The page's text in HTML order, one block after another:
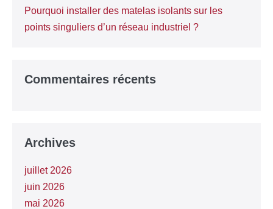
Pourquoi installer des matelas isolants sur les
points singuliers d’un réseau industriel ?
Commentaires récents
Archives
juillet 2026
juin 2026
mai 2026